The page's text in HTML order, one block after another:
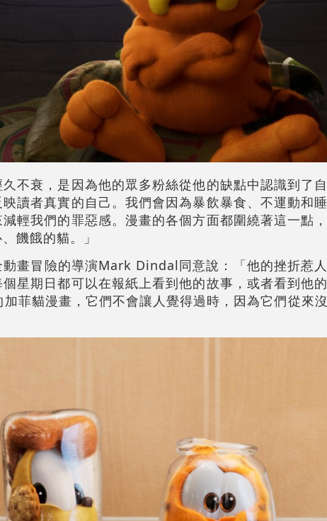
不衰，是因為他的眾多粉絲從他的缺點中認識到了
讀者真實的自己。我們會因為暴飲暴食、不運動和睡
輕我們的罪惡感。漫畫的各個方面都圍繞著這一點
饑餓的貓。」
畫冒險的導演Mark Dindal同意說：「他的挫折惹
星期日都可以在報紙上看到他的故事，或者看到他
菲貓漫畫，它們不會讓人覺得過時，因為它們從來